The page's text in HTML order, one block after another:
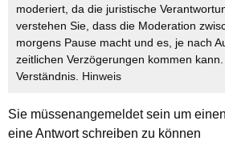
moderiert, da die juristische
verstehen Sie, dass die Moderation
morgens Pause macht und es, je nach
zeitlichen Verzögerungen kommen
Verständnis. Hinweis
Sie müssenangemeldetsein um
eine Antwort schreiben zu können